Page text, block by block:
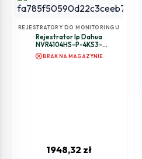
REJESTRATORY DO MONITORINGU
Rejestrator Ip Dahua
NVR4104HS-P-4KS3-
cancelBRAK NA MAGAZYNIE
1948,32 zł